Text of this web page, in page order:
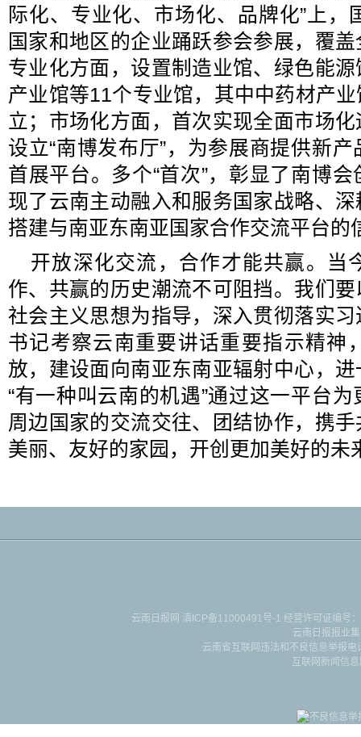
际化、专业化、市场化、品牌化”上
国家和地区的企业踊跃参会参展，覆
专业化方面，设置制造业馆、绿色能
产业馆等11个专业馆，其中中药材产
立；市场化方面，首次实现全面市场
设立“南博发布厅”，为参展商提供新
首展平台。多个“首次”，彰显了南博
现了云南主动融入和服务国家战略、
搭建与南亚东南亚国家合作交流平台的
开放深化交流，合作才能共赢。当
作、共赢的历史潮流不可阻挡。我们
社会主义思想为指导，深入贯彻落实
书记考察云南重要讲话重要指示精神
放，建设面向南亚东南亚辐射中心，
“有一种叫云南的机遇”通过这一平台
周边国家的交流交往、团结协作，携
美丽、友好的家园，开创更加美好的未
云南日报网 滇ICP备11000491号-1 经营许可证编号
云南日报报业
云南省互联网违法和不良信息举报
互联网新闻信